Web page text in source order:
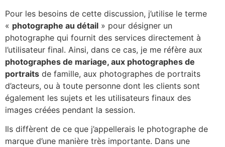
Pour les besoins de cette discussion, j’utilise le terme
« photographe au détail » pour désigner un
photographe qui fournit des services directement à
l’utilisateur final. Ainsi, dans ce cas, je me réfère aux
photographes de mariage, aux photographes de
portraits de famille, aux photographes de portraits
d’acteurs, ou à toute personne dont les clients sont
également les sujets et les utilisateurs finaux des
images créées pendant la session.
Ils diffèrent de ce que j’appellerais le photographe de
marque d’une manière très importante. Dans une